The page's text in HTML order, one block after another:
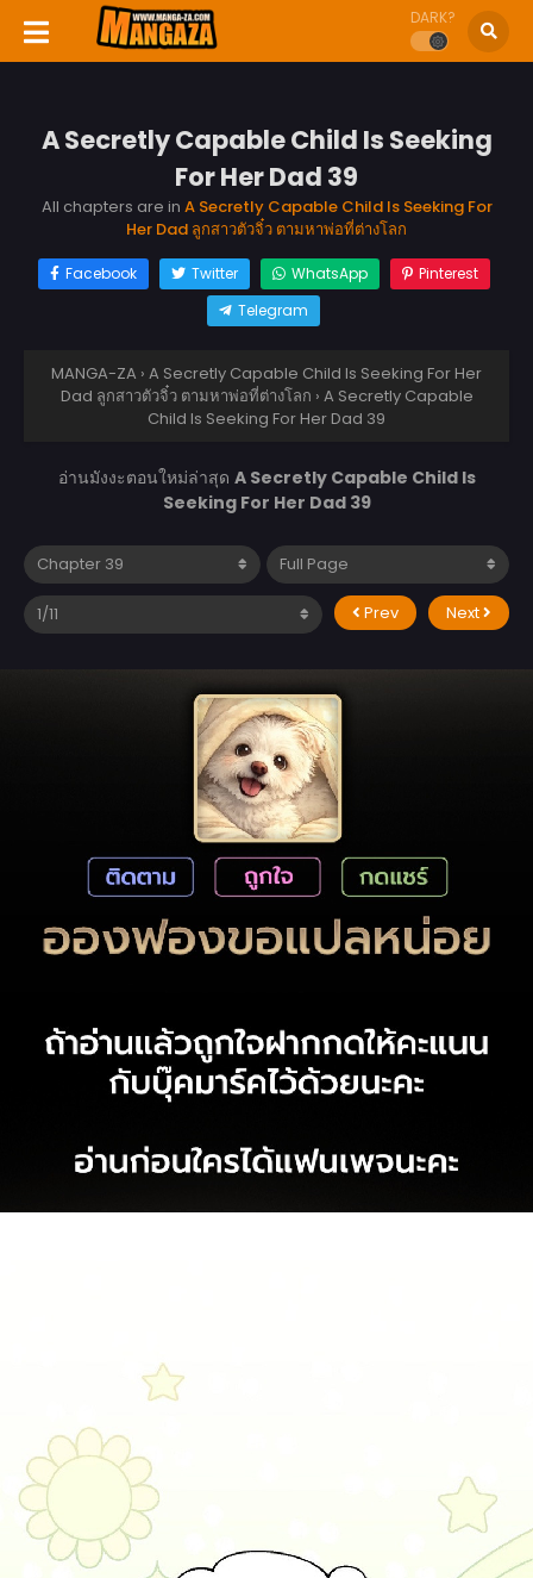
DARK?
A Secretly Capable Child Is Seeking
For Her Dad 39
All chapters are in A Secretly Capable Child Is Seeking For
Her Dad ลูกสาวตัวจิ๋ว ตามหาพ่อที่ต่างโลก
Facebook Twitter WhatsApp
Pinterest
Telegram
MANGA-ZA › A Secretly Capable Child Is Seeking For Her
Dad ลูกสาวตัวจิ๋ว ตามหาพ่อที่ต่างโลก › A Secretly Capable
Child Is Seeking For Her Dad 39
อ่านมังงะตอนใหม่ล่าสุด A Secretly Capable Child Is
Seeking For Her Dad 39
Prev Next